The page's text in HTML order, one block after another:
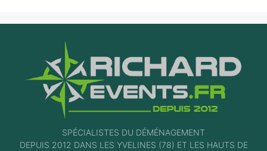
SPÉCIALISTES DU DÉMÉNAGEMENT
DEPUIS 2012 DANS LES YVELINES (78) ET LES HAUTS DE